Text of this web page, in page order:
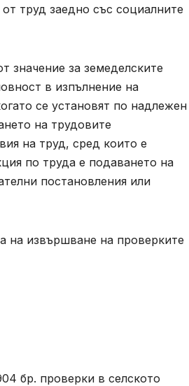
труд заедно със социалните
значение за земеделските
в изпълнение на
се установят по надлежен
на трудовите
на труд, сред които е
по труда е подаването на
постановления или
на извършване на проверките
бр. проверки в селското